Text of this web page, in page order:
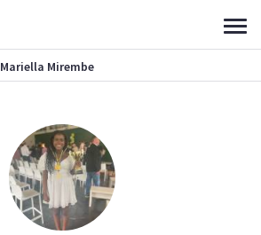
Mariella Mirembe